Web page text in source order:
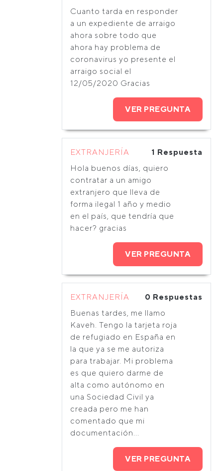
Cuanto tarda en responder
a un expediente de arraigo
ahora sobre todo que
ahora hay problema de
coronavirus yo presente el
arraigo social el
12/05/2020 Gracias
VER PREGUNTA
EXTRANJERÍA
1 Respuesta
Hola buenos días, quiero
contratar a un amigo
extranjero que lleva de
forma ilegal 1 año y medio
en el país, que tendría que
hacer? gracias
VER PREGUNTA
EXTRANJERÍA
0 Respuestas
Buenas tardes, me llamo
Kaveh. Tengo la tarjeta roja
de refugiado en España en
la que ya se me autoriza
para trabajar. Mi problema
es que quiero darme de
alta como autónomo en
una Sociedad Civil ya
creada pero me han
comentado que mi
documentación...
VER PREGUNTA